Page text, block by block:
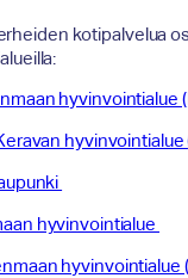
kotipalvelua
hyvinvointialue
hyvinvointialue
hyvinvointialue
hyvinvointialue